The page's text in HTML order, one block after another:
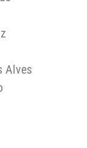
Alves